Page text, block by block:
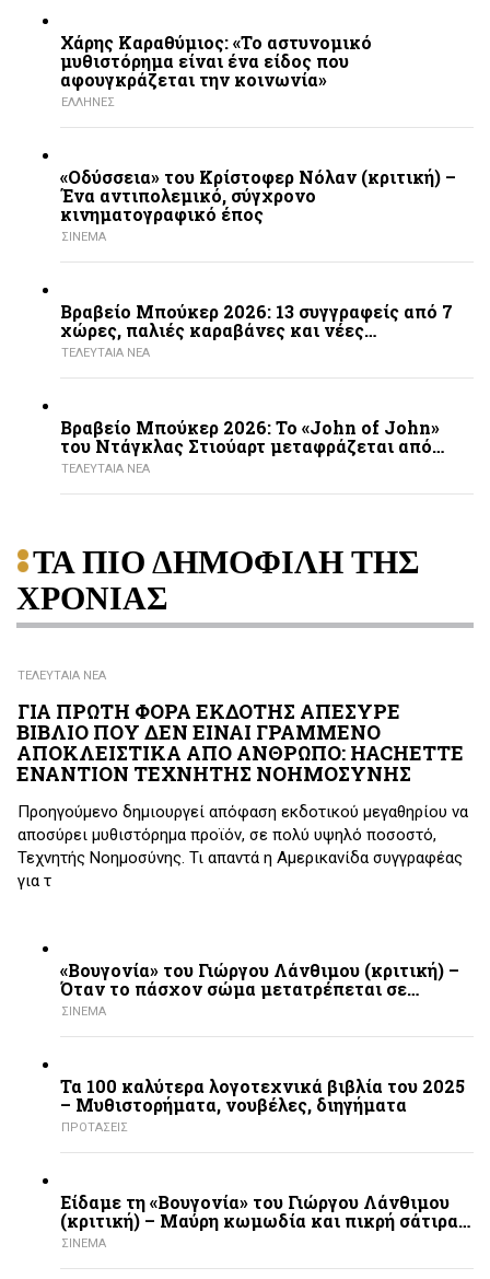
Χάρης Καραθύμιος: «Το αστυνομικό
μυθιστόρημα είναι ένα είδος που
αφουγκράζεται την κοινωνία»
ΕΛΛΗΝΕΣ
«Οδύσσεια» του Κρίστοφερ Νόλαν (κριτική) –
Ένα αντιπολεμικό, σύγχρονο
κινηματογραφικό έπος
ΣΙΝΕΜΑ
Βραβείο Μπούκερ 2026: 13 συγγραφείς από 7
χώρες, παλιές καραβάνες και νέες…
ΤΕΛΕΥΤΑΙΑ ΝΕΑ
Βραβείο Μπούκερ 2026: Το «John of John»
του Ντάγκλας Στιούαρτ μεταφράζεται από…
ΤΕΛΕΥΤΑΙΑ ΝΕΑ
ΤΑ ΠΙΟ ΔΗΜΟΦΙΛΗ ΤΗΣ
ΧΡΟΝΙΑΣ
ΤΕΛΕΥΤΑΙΑ ΝΕΑ
ΓΙΑ ΠΡΩΤΗ ΦΟΡΑ ΕΚΔΟΤΗΣ ΑΠΕΣΥΡΕ
ΒΙΒΛΙΟ ΠΟΥ ΔΕΝ ΕΙΝΑΙ ΓΡΑΜΜΕΝΟ
ΑΠΟΚΛΕΙΣΤΙΚΑ ΑΠΟ ΑΝΘΡΩΠΟ: HACHETTE
ΕΝΑΝΤΙΟΝ ΤΕΧΝΗΤΗΣ ΝΟΗΜΟΣΥΝΗΣ
Προηγούμενο δημιουργεί απόφαση εκδοτικού μεγαθηρίου να
αποσύρει μυθιστόρημα προϊόν, σε πολύ υψηλό ποσοστό,
Τεχνητής Νοημοσύνης. Τι απαντά η Αμερικανίδα συγγραφέας
για τ
«Βουγονία» του Γιώργου Λάνθιμου (κριτική) –
Όταν το πάσχον σώμα μετατρέπεται σε…
ΣΙΝΕΜΑ
Τα 100 καλύτερα λογοτεχνικά βιβλία του 2025
– Mυθιστορήματα, νουβέλες, διηγήματα
ΠΡΟΤΑΣΕΙΣ
Είδαμε τη «Βουγονία» του Γιώργου Λάνθιμου
(κριτική) – Μαύρη κωμωδία και πικρή σάτιρα…
ΣΙΝΕΜΑ